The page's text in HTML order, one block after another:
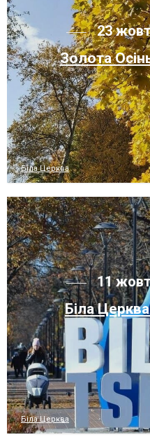
23
Золота
Біла Церква
11
Біла
Біла Церква